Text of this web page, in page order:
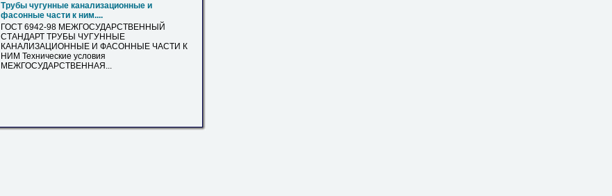
Трубы чугунные канализационные и
фасонные части к ним....
ГОСТ 6942-98 МЕЖГОСУДАРСТВЕННЫЙ
СТАНДАРТ ТРУБЫ ЧУГУННЫЕ
КАНАЛИЗАЦИОННЫЕ И ФАСОННЫЕ ЧАСТИ К
НИМ Технические условия
МЕЖГОСУДАРСТВЕННАЯ...